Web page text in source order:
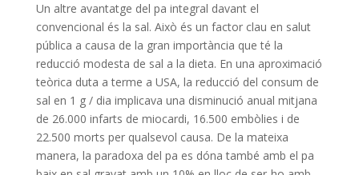
Un altre avantatge del pa integral davant el
convencional és la sal. Això és un factor clau en salut
pública a causa de la gran importància que té la
reducció modesta de sal a la dieta. En una aproximació
teòrica duta a terme a USA, la reducció del consum de
sal en 1 g / dia implicava una disminució anual mitjana
de 26.000 infarts de miocardi, 16.500 embòlies i de
22.500 morts per qualsevol causa. De la mateixa
manera, la paradoxa del pa es dóna també amb el pa